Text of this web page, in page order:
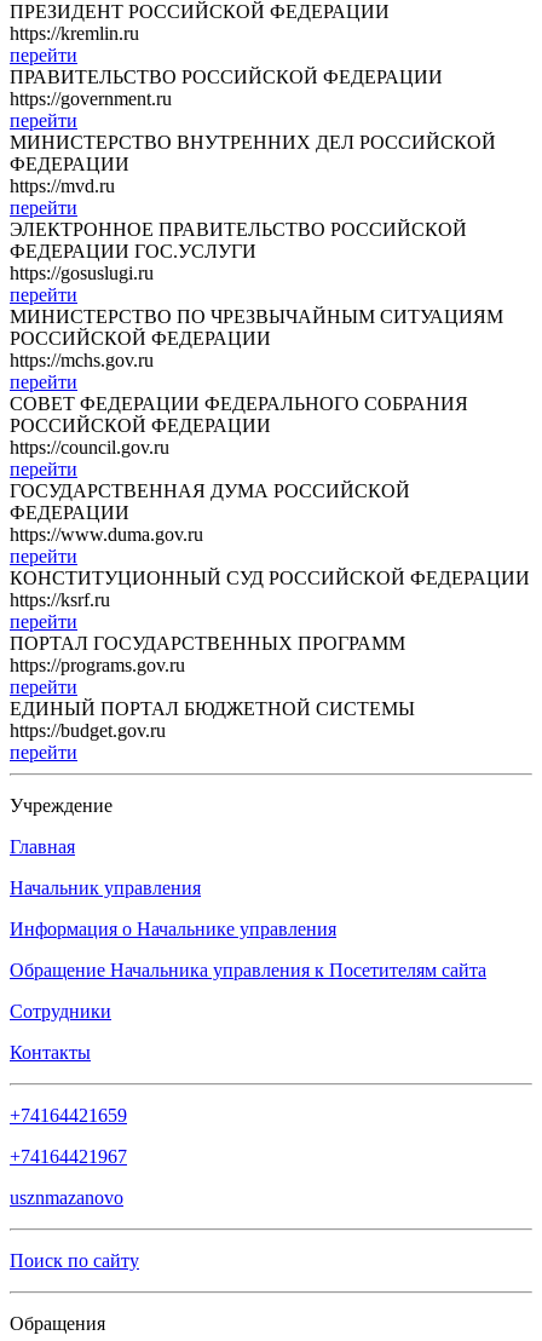
ПРЕЗИДЕНТ РОССИЙСКОЙ ФЕДЕРАЦИИ
https://kremlin.ru
перейти
ПРАВИТЕЛЬСТВО РОССИЙСКОЙ ФЕДЕРАЦИИ
https://government.ru
перейти
МИНИСТЕРСТВО ВНУТРЕННИХ ДЕЛ РОССИЙСКОЙ
ФЕДЕРАЦИИ
https://mvd.ru
перейти
ЭЛЕКТРОННОЕ ПРАВИТЕЛЬСТВО РОССИЙСКОЙ
ФЕДЕРАЦИИ ГОС.УСЛУГИ
https://gosuslugi.ru
перейти
МИНИСТЕРСТВО ПО ЧРЕЗВЫЧАЙНЫМ СИТУАЦИЯМ
РОССИЙСКОЙ ФЕДЕРАЦИИ
https://mchs.gov.ru
перейти
СОВЕТ ФЕДЕРАЦИИ ФЕДЕРАЛЬНОГО СОБРАНИЯ
РОССИЙСКОЙ ФЕДЕРАЦИИ
https://council.gov.ru
перейти
ГОСУДАРСТВЕННАЯ ДУМА РОССИЙСКОЙ
ФЕДЕРАЦИИ
https://www.duma.gov.ru
перейти
КОНСТИТУЦИОННЫЙ СУД РОССИЙСКОЙ ФЕДЕРАЦИИ
https://ksrf.ru
перейти
ПОРТАЛ ГОСУДАРСТВЕННЫХ ПРОГРАММ
https://programs.gov.ru
перейти
ЕДИНЫЙ ПОРТАЛ БЮДЖЕТНОЙ СИСТЕМЫ
https://budget.gov.ru
перейти
Учреждение
Главная
Начальник управления
Информация о Начальнике управления
Обращение Начальника управления к Посетителям сайта
Сотрудники
Контакты
+74164421659
+74164421967
usznmazanovo
Поиск по сайту
Обращения